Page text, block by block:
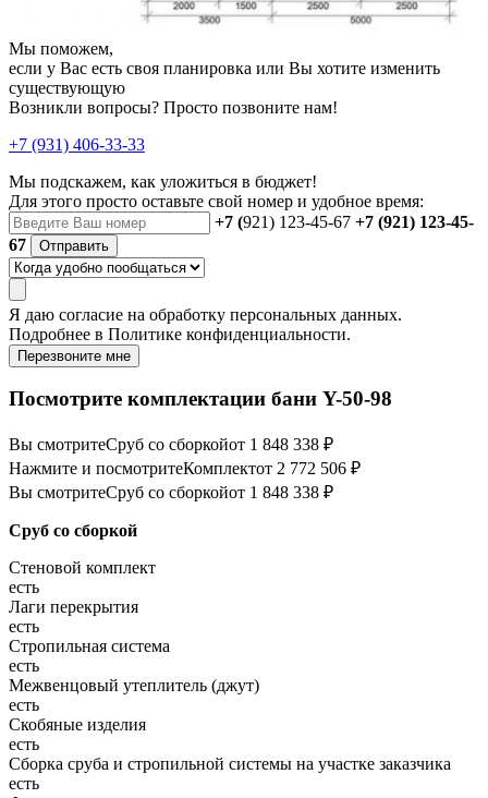
Мы поможем,
если у Вас есть своя планировка или Вы хотите изменить
существующую
Возникли вопросы? Просто позвоните нам!
+7 (931) 406-33-33
Мы подскажем, как уложиться в бюджет!
Для этого просто оставьте свой номер и удобное время:
+7 (921) 123-45-67 +7 (921) 123-45-
67
Отправить
Я даю согласие на обработку персональных данных.
Подробнее в Политике конфиденциальности.
Перезвоните мне
Посмотрите комплектации бани Y-50-98
Вы смотритеСруб со сборкойот 1 848 338 ₽
Нажмите и посмотритеКомплектот 2 772 506 ₽
Вы смотритеСруб со сборкойот 1 848 338 ₽
Сруб со сборкой
Стеновой комплект
есть
Лаги перекрытия
есть
Стропильная система
есть
Межвенцовый утеплитель (джут)
есть
Скобяные изделия
есть
Сборка сруба и стропильной системы на участке заказчика
есть